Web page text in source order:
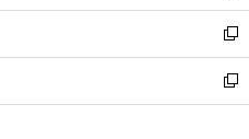
開
く
ウ
で
開
く
ン
ド
ウ
で
開
ウ
ィ
ン
ド
ウ
し
い
ウ
ィ
ン
新
し
い
ウ
新
し